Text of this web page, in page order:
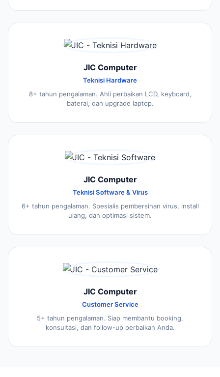
JIC Computer
Teknisi Hardware
8+ tahun pengalaman. Ahli perbaikan LCD, keyboard,
baterai, dan upgrade laptop.
JIC Computer
Teknisi Software & Virus
6+ tahun pengalaman. Spesialis pembersihan virus, install
ulang, dan optimasi sistem.
JIC Computer
Customer Service
5+ tahun pengalaman. Siap membantu booking,
konsultasi, dan follow-up perbaikan Anda.